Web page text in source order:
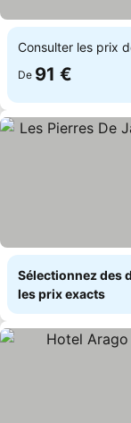
Consulter les prix
De 91 €
Sélectionnez des
les prix exacts